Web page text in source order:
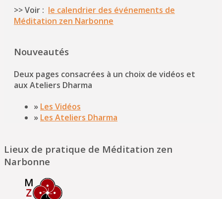
>> Voir : le calendrier des événements de
Méditation zen Narbonne
Nouveautés
Deux pages consacrées à un choix de vidéos et
aux Ateliers Dharma
» Les Vidéos
» Les Ateliers Dharma
Lieux de pratique de Méditation zen
Narbonne